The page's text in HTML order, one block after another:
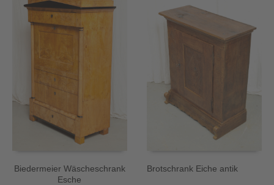
Biedermeier Wäscheschrank
Esche
Brotschrank Eiche antik